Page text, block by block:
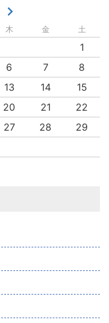
木 金 土
1
6 7
8
13 14
15
20 21
22
27 28
29